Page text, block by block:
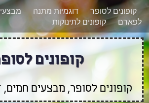
רוצים להישאר מעודכנים לגבי
הצטרפו אלינו גם
בוואטסאפ
קופונים לסופר דוגמיות מתנה
לפארם
קופונים לתינוקות
קופונים
קופונים לסופר, מבצעים חמים,